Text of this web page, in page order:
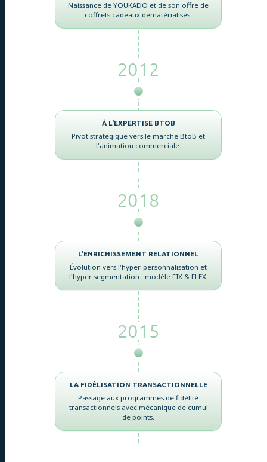
Naissance de YOUKADO et de son offre de
coffrets cadeaux dématérialisés.
2012
À L'EXPERTISE BTOB
Pivot stratégique vers le marché BtoB et
l'animation commerciale.
2018
L'ENRICHISSEMENT RELATIONNEL
Évolution vers l'hyper-personnalisation et
l'hyper segmentation : modèle FIX & FLEX.
2015
LA FIDÉLISATION TRANSACTIONNELLE
Passage aux programmes de fidélité
transactionnels avec mécanique de cumul
de points.